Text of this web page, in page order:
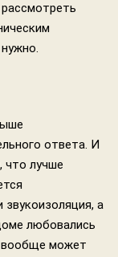
ответа. И
что лучше
а
любовались
вообще может